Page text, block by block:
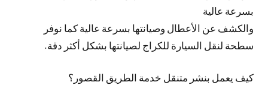
بسرعة عالية
والكشف عن الأعطال وصيانتها بسرعة عالية كما نوفر
سطحة لنقل السيارة للكراج لصيانتها بشكل أكثر دقة.
كيف يعمل بنشر متنقل خدمة الطريق القصور؟